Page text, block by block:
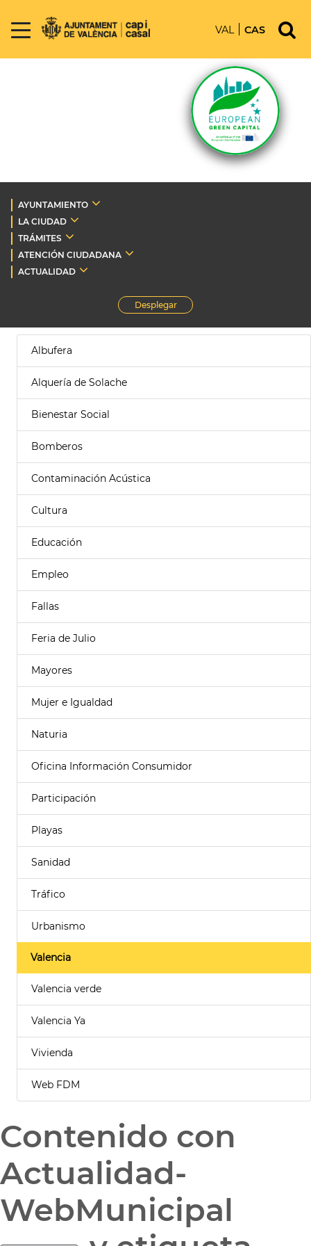
VAL CAS
AYUNTAMIENTO
LA CIUDAD
TRÁMITES
ATENCIÓN CIUDADANA
ACTUALIDAD
Desplegar
Albufera
Alquería de Solache
Bienestar Social
Bomberos
Contaminación Acústica
Cultura
Educación
Empleo
Fallas
Feria de Julio
Mayores
Mujer e Igualdad
Naturia
Oficina Información Consumidor
Participación
Playas
Sanidad
Tráfico
Urbanismo
Valencia
Valencia verde
Valencia Ya
Vivienda
Web FDM
Contenido con
Actualidad-
WebMunicipal